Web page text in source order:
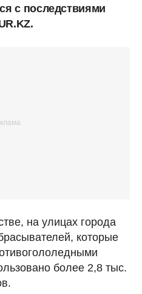
с последствиями
на улицах города
которые
более 2,8 тыс.